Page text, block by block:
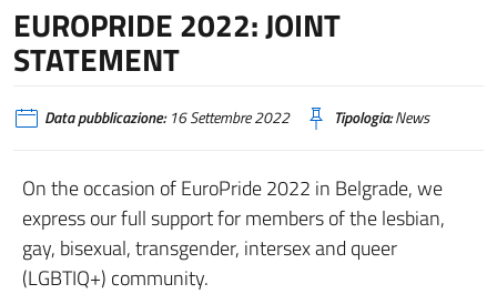
EUROPRIDE 2022: JOINT
STATEMENT
Data pubblicazione:16 Settembre 2022 Tipologia:News
On the occasion of EuroPride 2022 in Belgrade, we
express our full support for members of the lesbian,
gay, bisexual, transgender, intersex and queer
(LGBTIQ+) community.